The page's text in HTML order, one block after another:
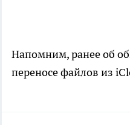
Напомним, ранее об
переносе файлов из